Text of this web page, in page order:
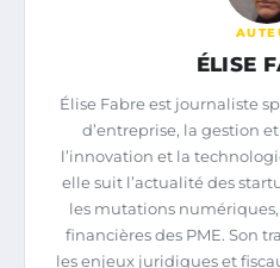
ÉLISE
Élise Fabre est journaliste
d’entreprise, la gestion
l’innovation et la
elle suit l’actualité des
les mutations
financières des PME. Son
les enjeux juridiques et